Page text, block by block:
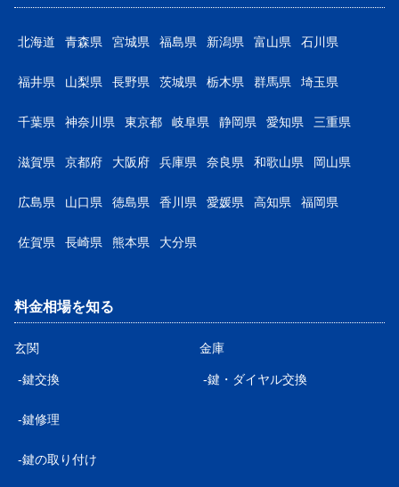
北海道 青森県 宮城県 福島県 新潟県 富山県 石川県
福井県 山梨県 長野県 茨城県 栃木県 群馬県 埼玉県
千葉県 神奈川県 東京都 岐阜県 静岡県 愛知県 三重県
滋賀県 京都府 大阪府 兵庫県 奈良県 和歌山県 岡山県
広島県 山口県 徳島県 香川県 愛媛県 高知県 福岡県
佐賀県 長崎県 熊本県 大分県
料金相場を知る
玄関
-鍵交換
-鍵修理
-鍵の取り付け
金庫
-鍵・ダイヤル交換